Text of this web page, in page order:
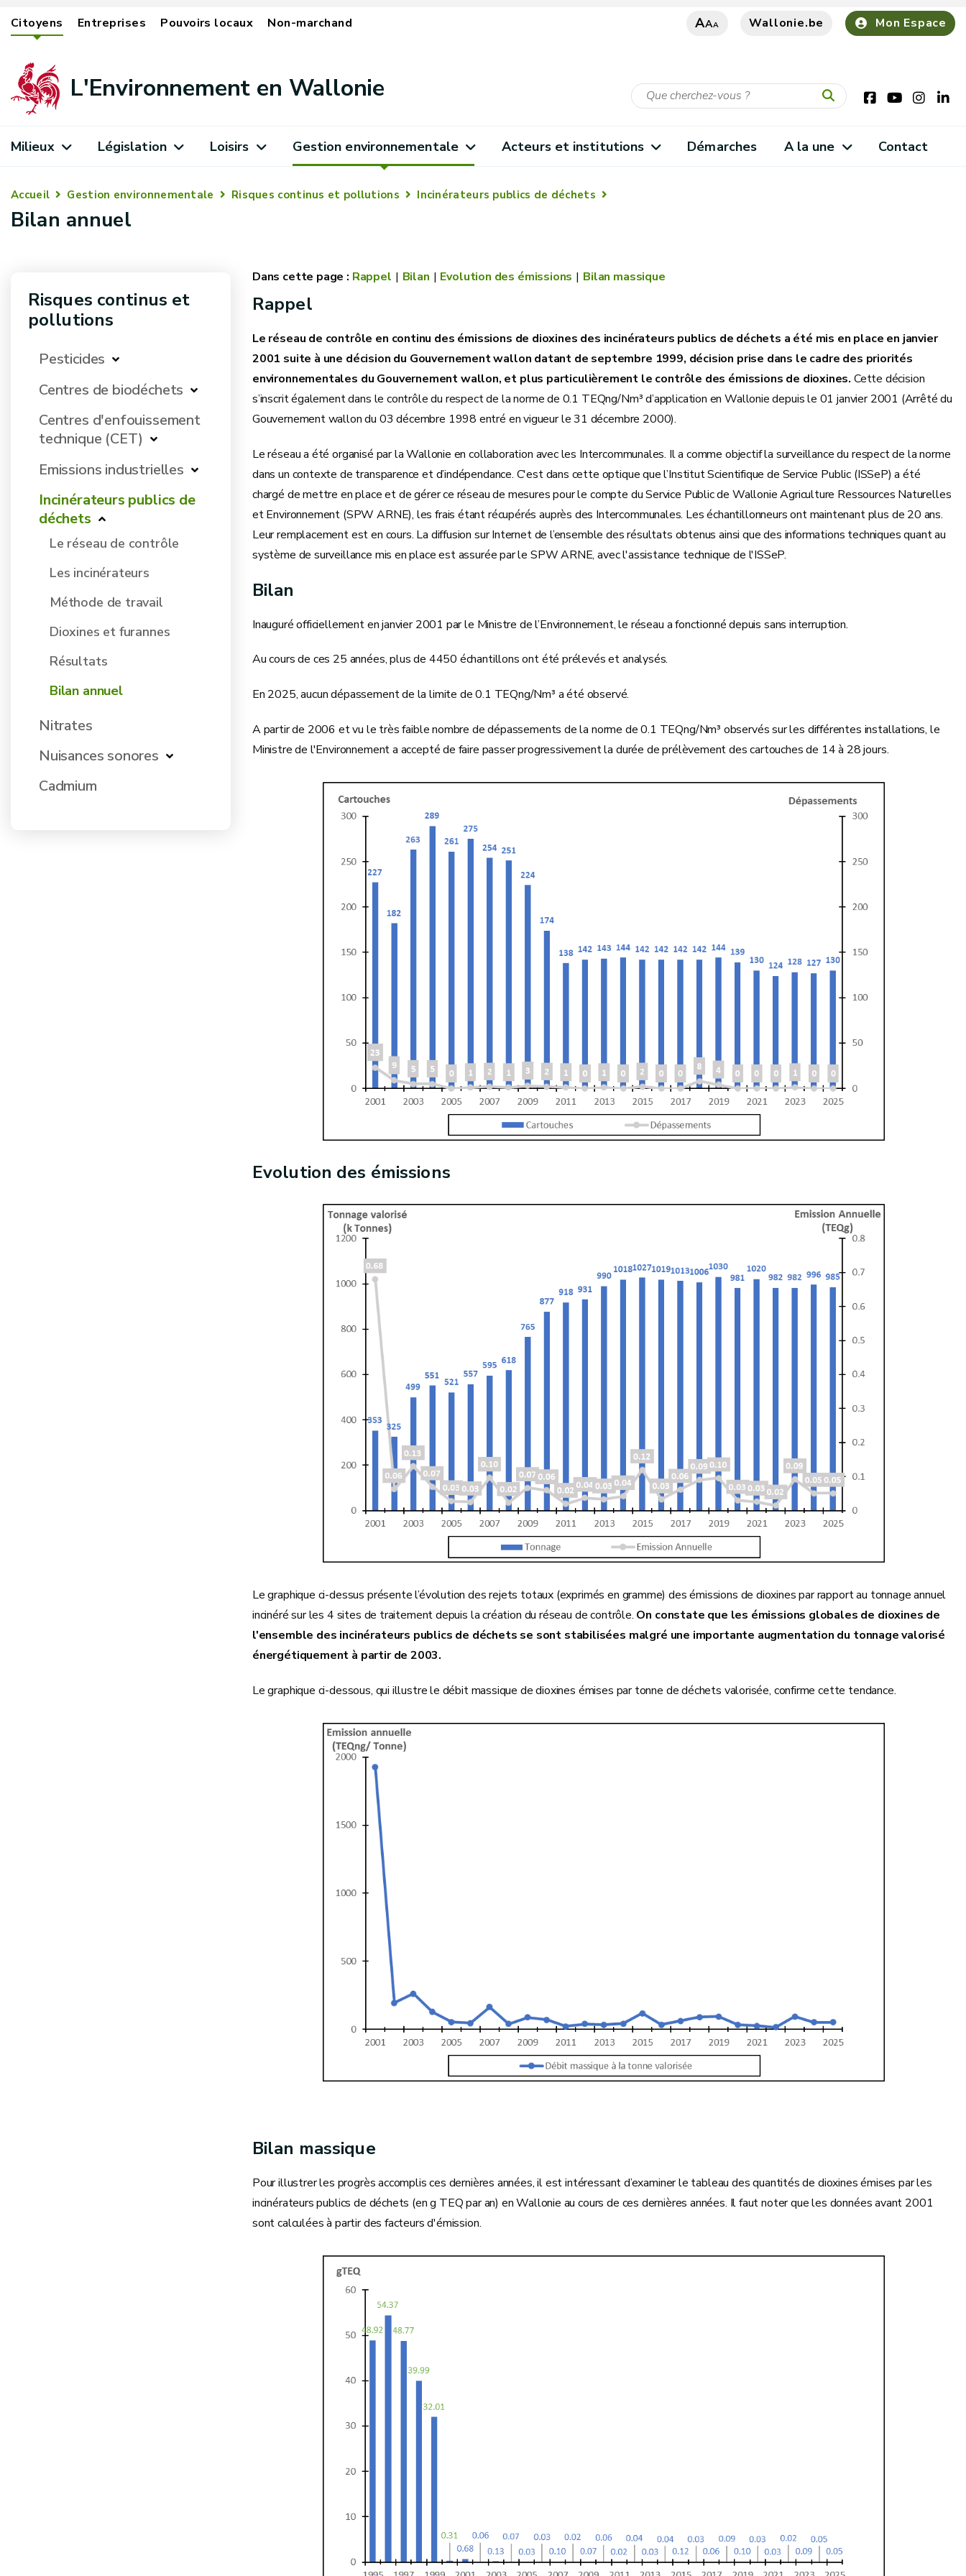
Citoyens Entreprises Pouvoirs locaux Non-marchand AAA Wallonie.be Mon Espace
L'Environnement en Wallonie
Milieux Législation Loisirs Gestion environnementale Acteurs et institutions Démarches A la une Contact
Accueil Gestion environnementale Risques continus et pollutions Incinérateurs publics de déchets
Bilan annuel
Risques continus et
pollutions
Pesticides
Centres de biodéchets
Centres d'enfouissement
technique (CET)
Emissions industrielles
Incinérateurs publics de
déchets
Le réseau de contrôle
Les incinérateurs
Méthode de travail
Dioxines et furannes
Résultats
Bilan annuel
Nitrates
Nuisances sonores
Cadmium
Rappel Bilan Evolution des émissions Bilan massique
Rappel
Le réseau de contrôle en continu des émissions de dioxines des incinérateurs publics de déchets a été mis en place en janvier
2001 suite à une décision du Gouvernement wallon datant de septembre 1999, décision prise dans le cadre des priorités
environnementales du Gouvernement wallon, et plus particulièrement le contrôle des émissions de dioxines. Cette décision
s’inscrit également dans le contrôle du respect de la norme de 0.1 TEQng/Nm³ d’application en Wallonie depuis le 01 janvier 2001 (Arrêté du
Gouvernement wallon du 03 décembre 1998 entré en vigueur le 31 décembre 2000).
Le réseau a été organisé par la Wallonie en collaboration avec les Intercommunales. Il a comme objectif la surveillance du respect de la norme
dans un contexte de transparence et d’indépendance. C'est dans cette optique que l’Institut Scientifique de Service Public (ISSeP) a été
chargé de mettre en place et de gérer ce réseau de mesures pour le compte du Service Public de Wallonie Agriculture Ressources Naturelles
et Environnement (SPW ARNE), les frais étant récupérés auprès des Intercommunales. Les échantillonneurs ont maintenant plus de 20 ans.
Leur remplacement est en cours. La diffusion sur Internet de l’ensemble des résultats obtenus ainsi que des informations techniques quant au
système de surveillance mis en place est assurée par le SPW ARNE, avec l'assistance technique de l'ISSeP.
Bilan
Inauguré officiellement en janvier 2001 par le Ministre de l’Environnement, le réseau a fonctionné depuis sans interruption.
Au cours de ces 25 années, plus de 4450 échantillons ont été prélevés et analysés.
En 2025, aucun dépassement de la limite de 0.1 TEQng/Nm³ a été observé.
A partir de 2006 et vu le très faible nombre de dépassements de la norme de 0.1 TEQng/Nm³ observés sur les différentes installations, le
Ministre de l'Environnement a accepté de faire passer progressivement la durée de prélèvement des cartouches de 14 à 28 jours.
Evolution des émissions
Le graphique ci-dessus présente l’évolution des rejets totaux (exprimés en gramme) des émissions de dioxines par rapport au tonnage annuel
incinéré sur les 4 sites de traitement depuis la création du réseau de contrôle. On constate que les émissions globales de dioxines de
l'ensemble des incinérateurs publics de déchets se sont stabilisées malgré une importante augmentation du tonnage valorisé
énergétiquement à partir de 2003.
Le graphique ci-dessous, qui illustre le débit massique de dioxines émises par tonne de déchets valorisée, confirme cette tendance.
Bilan massique
Pour illustrer les progrès accomplis ces dernières années, il est intéressant d’examiner le tableau des quantités de dioxines émises par les
incinérateurs publics de déchets (en g TEQ par an) en Wallonie au cours de ces dernières années. Il faut noter que les données avant 2001
sont calculées à partir des facteurs d'émission.